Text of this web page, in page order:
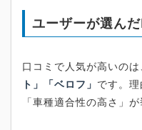
ユーザーが選ん
口コミで人気が高いのは
ト」「ベロフ」 です。
「車種適合性の高さ」が